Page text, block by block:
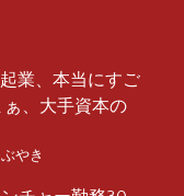
業、本当にすご
、大手資本の
やき